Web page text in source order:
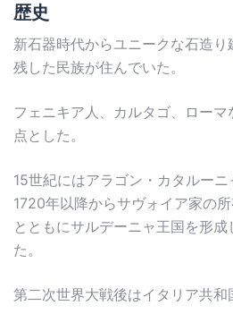
歴史
新石器時代からユニークな石造り
残した民族が住んでいた。
フェニキア人、カルタゴ、ロー
点とした。
15世紀にはアラゴン・カタルーニ
1720年以降からサヴォイア家の
とともにサルデーニャ王国を形
た。
第二次世界大戦後はイタリア共和